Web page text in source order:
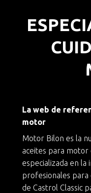
La web de
motor
Motor Bilon es la
aceites para motor
especializada en
profesionales para
de Castrol Classic